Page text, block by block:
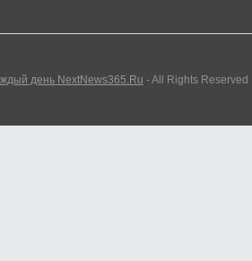
день NextNews365.Ru - All Rights Reserved